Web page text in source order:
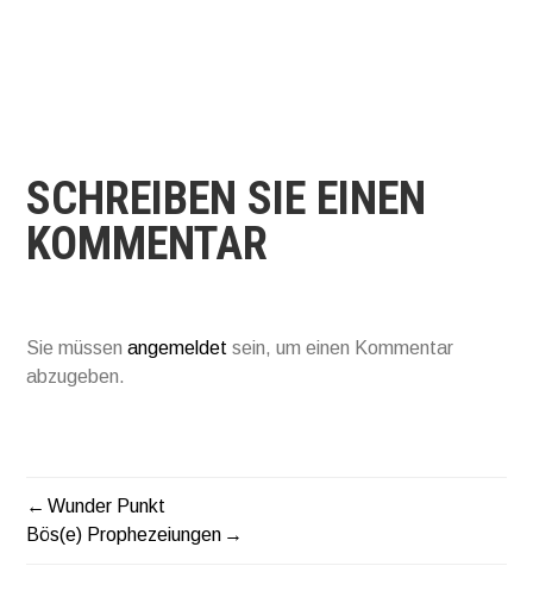
SCHREIBEN SIE EINEN
KOMMENTAR
Sie müssenangemeldet sein, um einen Kommentar
abzugeben.
Wunder Punkt
Bös(e) Prophezeiungen